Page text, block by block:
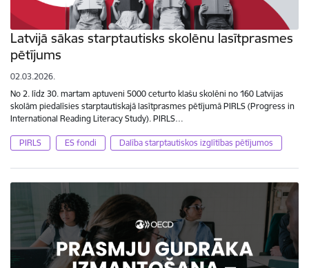
Latvijā sākas starptautisks skolēnu lasītprasmes
pētījums
02.03.2026.
No 2. līdz 30. martam aptuveni 5000 ceturto klašu skolēni no 160 Latvijas
skolām piedalīsies starptautiskajā lasītprasmes pētījumā PIRLS (Progress in
International Reading Literacy Study). PIRLS…
PIRLS ES fondi Dalība starptautiskos izglītības pētījumos